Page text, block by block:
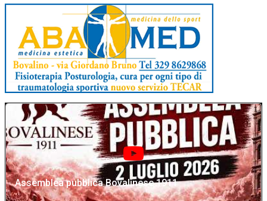
Assemblea pubblica Bovalinese 1911